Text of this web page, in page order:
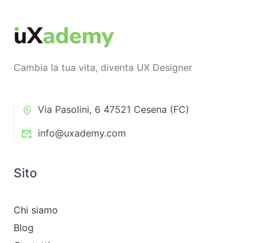
Cambia la tua vita, diventa UX Designer
Via Pasolini, 6 47521 Cesena (FC)
info@uxademy.com
Sito
Chi siamo
Blog